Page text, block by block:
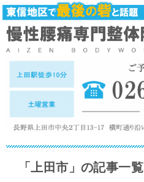
「上田市」の記事一覧